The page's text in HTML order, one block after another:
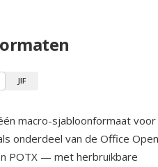
JIF
macro-sjabloonformaat voor
onderdeel van de Office
POTX — met herbruikbare